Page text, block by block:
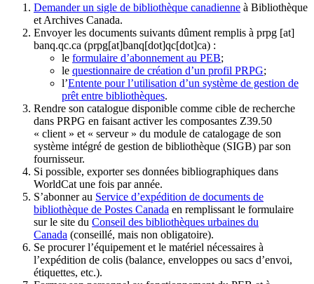
Demander un sigle de bibliothèque canadienne à Bibliothèque
et Archives Canada.
Envoyer les documents suivants dûment remplis à prpg [at]
banq.qc.ca (prpg[at]banq[dot]qc[dot]ca) :
le formulaire d’abonnement au PEB;
le questionnaire de création d’un profil PRPG;
l’Entente pour l’utilisation d’un système de gestion de
prêt entre bibliothèques.
Rendre son catalogue disponible comme cible de recherche
dans PRPG en faisant activer les composantes Z39.50
« client » et « serveur » du module de catalogage de son
système intégré de gestion de bibliothèque (SIGB) par son
fournisseur.
Si possible, exporter ses données bibliographiques dans
WorldCat une fois par année.
S’abonner au Service d’expédition de documents de
bibliothèque de Postes Canada en remplissant le formulaire
sur le site du Conseil des bibliothèques urbaines du
Canada (conseillé, mais non obligatoire).
Se procurer l’équipement et le matériel nécessaires à
l’expédition de colis (balance, enveloppes ou sacs d’envoi,
étiquettes, etc.).